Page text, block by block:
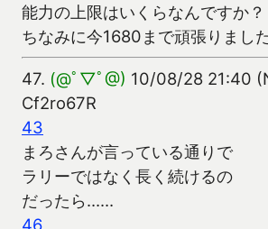
能力の上限はいくらなんですか？
ちなみに今1680まで頑張りまし
47. (@ﾟ▽ﾟ@) 10/08/28 21:40
Cf2ro67R
43
まろさんが言っている通りで
ラリーではなく長く続けるの
だったら……
46